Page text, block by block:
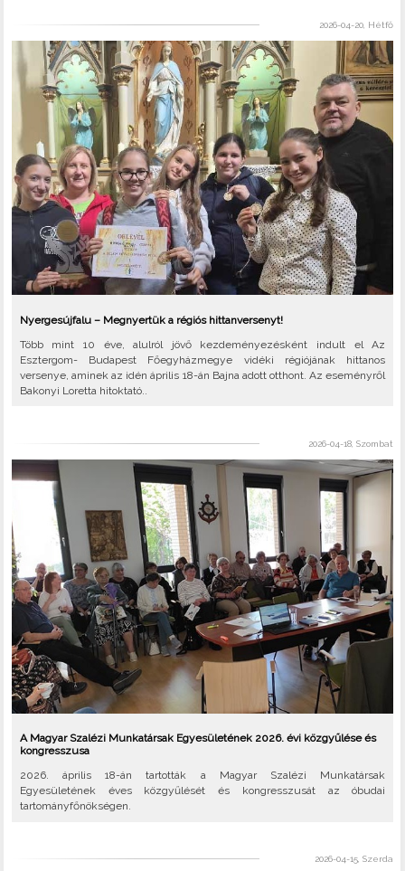
2026-04-20, Hétfő
Nyergesújfalu – Megnyertük a régiós hittanversenyt!
Több mint 10 éve, alulról jövő kezdeményezésként indult el Az
Esztergom- Budapest Főegyházmegye vidéki régiójának hittanos
versenye, aminek az idén április 18-án Bajna adott otthont. Az eseményről
Bakonyi Loretta hitoktató..
2026-04-18, Szombat
A Magyar Szalézi Munkatársak Egyesületének 2026. évi közgyűlése és
kongresszusa
2026. április 18-án tartották a Magyar Szalézi Munkatársak
Egyesületének éves közgyűlését és kongresszusát az óbudai
tartományfőnökségen.
2026-04-15, Szerda